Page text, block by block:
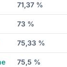
71,37 %
73 %
75,33 %
75,5 %